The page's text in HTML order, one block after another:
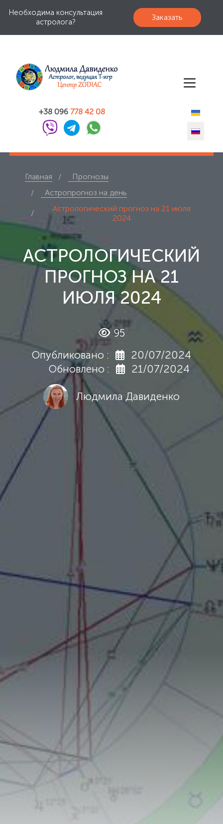
Необходима консультация
астролога?
Заказать
+38 096 778 42 08
Главная
Прогнозы
Астропрогноз на день
Астрологический прогноз на 21 июля
2024
АСТРОЛОГИЧЕСКИЙ
ПРОГНОЗ НА 21
ИЮЛЯ 2024
95
Опубликовано :
20/07/2024
Обновлено :
21/07/2024
Людмила Давиденко